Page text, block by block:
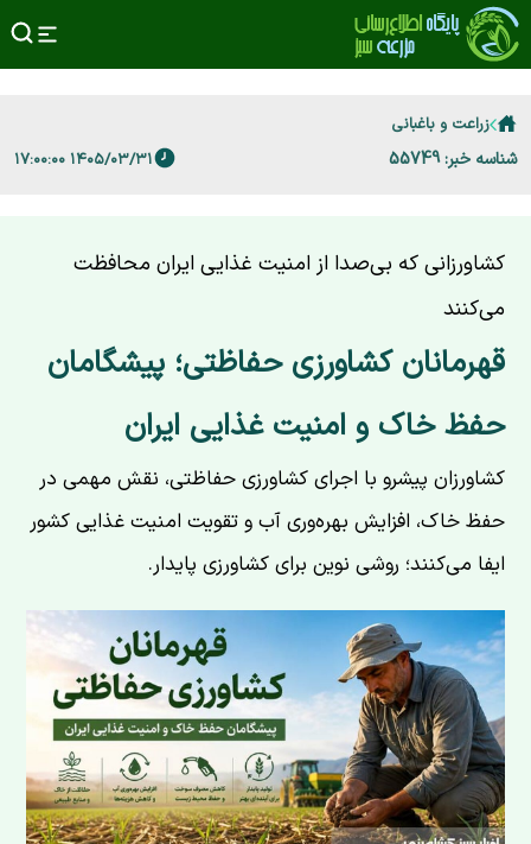
زراعت و باغبانی
شناسه خبر: 55749 ۱۴۰۵/۰۳/۳۱ ۱۷:۰۰:۰۰
کشاورزانی که بی‌صدا از امنیت غذایی ایران محافظت
می‌کنند
قهرمانان کشاورزی حفاظتی؛ پیشگامان
حفظ خاک و امنیت غذایی ایران
کشاورزان پیشرو با اجرای کشاورزی حفاظتی، نقش مهمی در
حفظ خاک، افزایش بهره‌وری آب و تقویت امنیت غذایی کشور
ایفا می‌کنند؛ روشی نوین برای کشاورزی پایدار.